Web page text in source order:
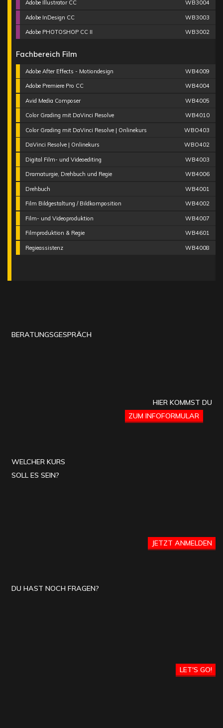
Adobe Illustrator CC WB3004
Adobe InDesign CC WB3003
Adobe PHOTOSHOP CC II WB3002
Fachbereich Film
Adobe After Effects - Motiondesign WB4009
Adobe Premiere Pro CC WB4004
Avid Media Composer WB4005
Color Grading mit DaVinci Resolve WB4010
Color Grading mit DaVinci Resolve | Onlinekurs WBO403
DaVinci Resolve | Onlinekurs WBO402
Digital Film- und Videoediting WB4003
Dramaturgie, Drehbuch und Regie WB4006
Drehbuch WB4001
Film Bildgestaltung / Bildkomposition WB4002
Film- und Videoproduktion WB4007
Filmproduktion & Regie WB4601
Regieassistenz WB4008
BERATUNGSGESPRÄCH
HIER KOMMST DU
ZUM INFOFORMULAR
WELCHER KURS
SOLL ES SEIN?
JETZT ANMELDEN
DU HAST NOCH FRAGEN?
LET'S GO!